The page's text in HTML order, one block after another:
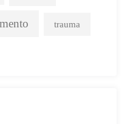
trauma